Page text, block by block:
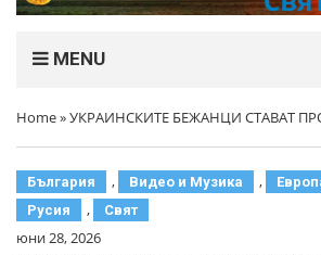
MENU
Home»УКРАИНСКИТЕ БЕЖАНЦИ СТАВАТ
България , Видео и Музика ,
Русия , Свят
юни 28, 2026